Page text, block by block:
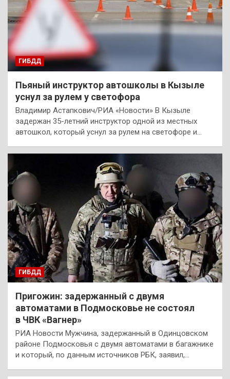
ГИБДД
Пьяный инструктор автошколы в Кызыле
уснул за рулем у светофора
Владимир Астапкович/РИА «Новости» В Кызыле
задержан 35-летний инструктор одной из местных
автошкол, который уснул за рулем на светофоре и…
ГИБДД
Пригожин: задержанный с двумя
автоматами в Подмосковье не состоял
в ЧВК «Вагнер»
РИА Новости Мужчина, задержанный в Одинцовском
районе Подмосковья с двумя автоматами в багажнике
и который, по данным источников РБК, заявил,…